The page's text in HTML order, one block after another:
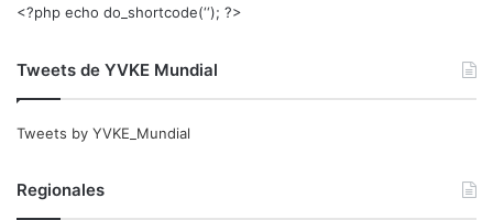
<?php echo do_shortcode(‘‘); ?>
Tweets de YVKE Mundial
Tweets by YVKE_Mundial
Regionales